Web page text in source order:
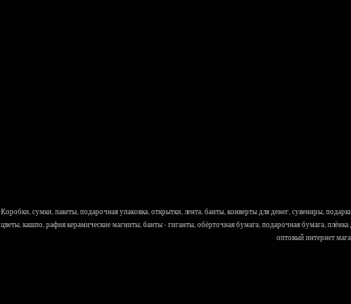
Коробки, сумки, пакеты, подарочная упаковка, открытки, лента, банты, конверты для денег, сувениры,
цветы, кашпо, рафия керамические магниты, банты - гиганты, обёрточная бумага, подарочная бумага,
оптовый интернет